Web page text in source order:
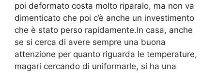
poi deformato costa molto riparalo, ma non va
dimenticato che poi c’è anche un investimento
che è stato perso rapidamente.In casa, anche
se si cerca di avere sempre una buona
attenzione per quanto riguarda le temperature,
magari cercando di uniformarle, si ha una